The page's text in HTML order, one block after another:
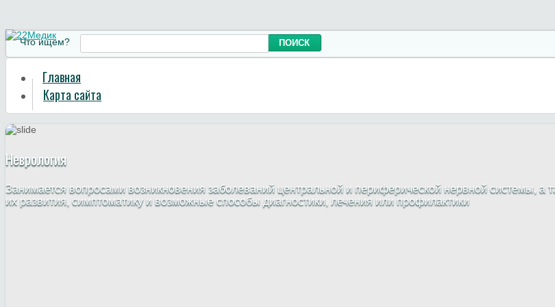
Что ищем?
Главная
Карта сайта
Неврология
Занимается вопросами возникновения заболеваний центральной и периферической нервной системы, а
их развития, симптоматику и возможные способы диагностики, лечения или профилактики